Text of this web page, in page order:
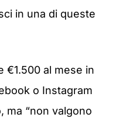
in una di queste
€1.500 al mese in
o Instagram
ma “non valgono